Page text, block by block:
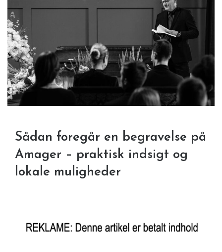
Sådan foregår en begravelse på
Amager – praktisk indsigt og
lokale muligheder